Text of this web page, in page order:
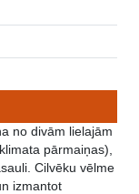
no divām lielajām
pārmaiņas),
Cilvēku vēlme
izmantot